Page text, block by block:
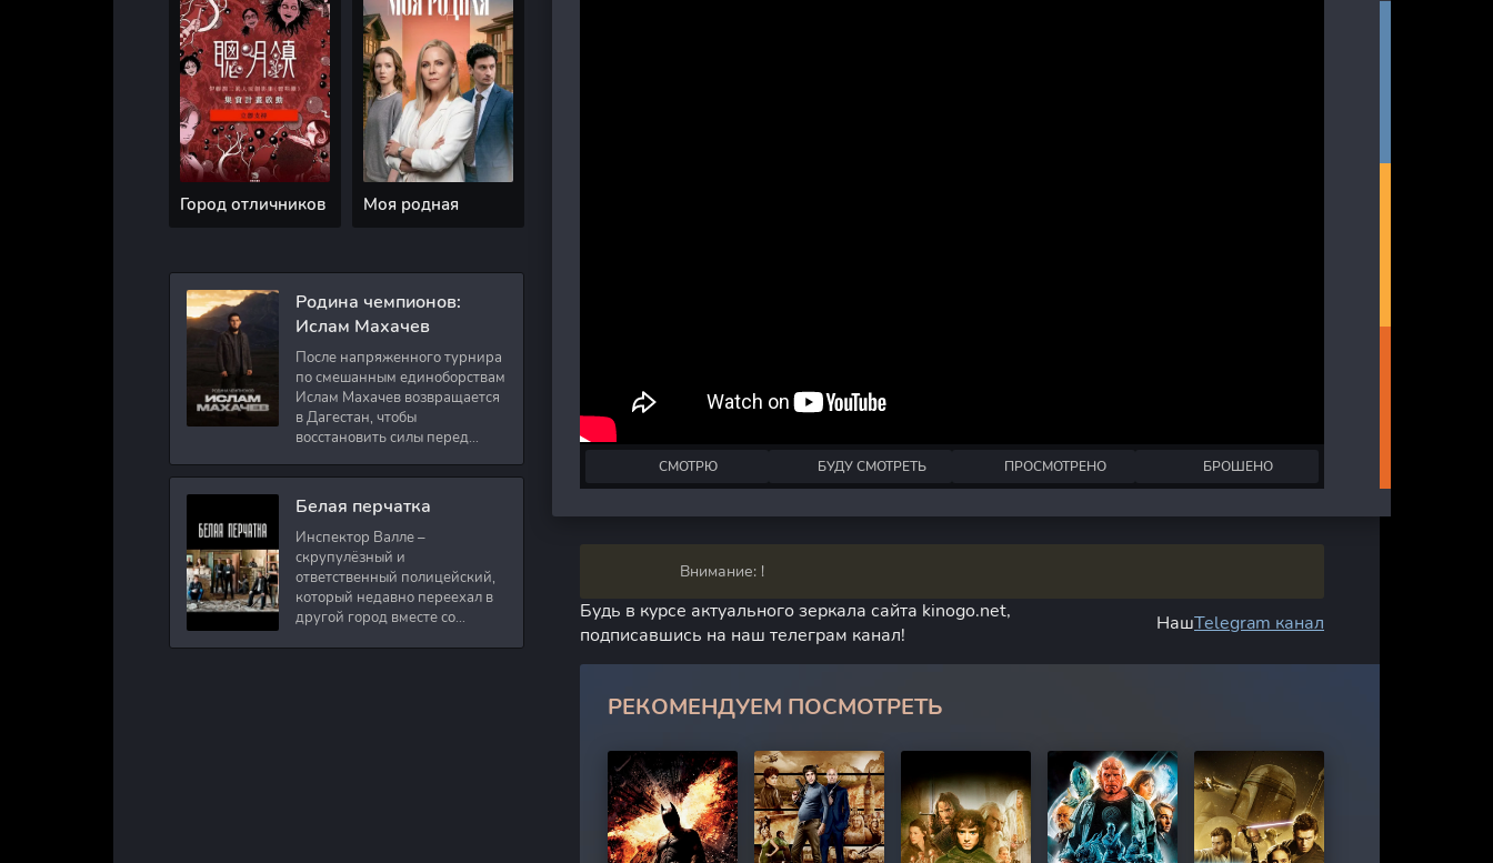
СМОТРЮ БУДУ СМОТРЕТЬ ПРОСМОТРЕНО БРОШЕНО
Внимание: !
Будь в курсе актуального зеркала сайта kinogo.net,
подписавшись на наш телеграм канал!
НашTelegram канал
РЕКОМЕНДУЕМ ПОСМОТРЕТЬ
Город отличников Моя родная
Родина чемпионов:
Ислам Махачев
После напряженного турнира
по смешанным единоборствам
Ислам Махачев возвращается
в Дагестан, чтобы
восстановить силы перед
Вместе с ним приезжают
оператор и интервьюер,
Белая перчатка
Инспектор Валле –
скрупулёзный и
ответственный полицейский,
который недавно переехал в
другой город вместе со